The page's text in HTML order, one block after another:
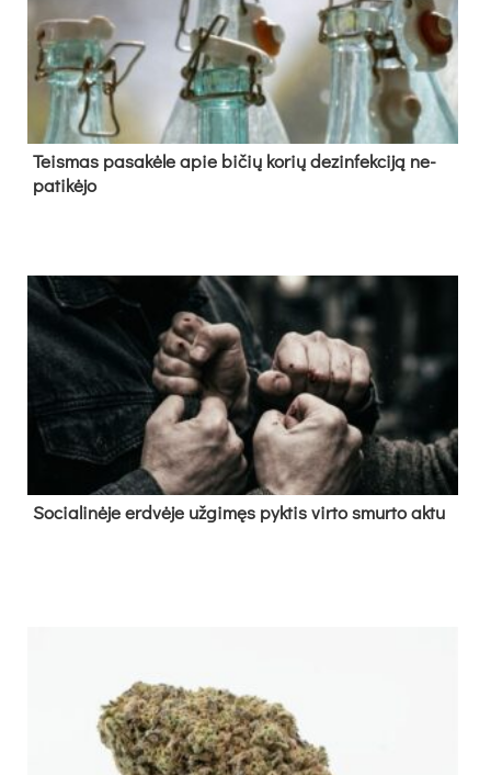
Teis­mas pa­sa­kė­le apie bi­čių ko­rių de­zin­fek­ci­ją ne­
pa­ti­kė­jo
So­cia­li­nė­je erd­vė­je už­gi­męs pyk­tis vir­to smur­to ak­tu